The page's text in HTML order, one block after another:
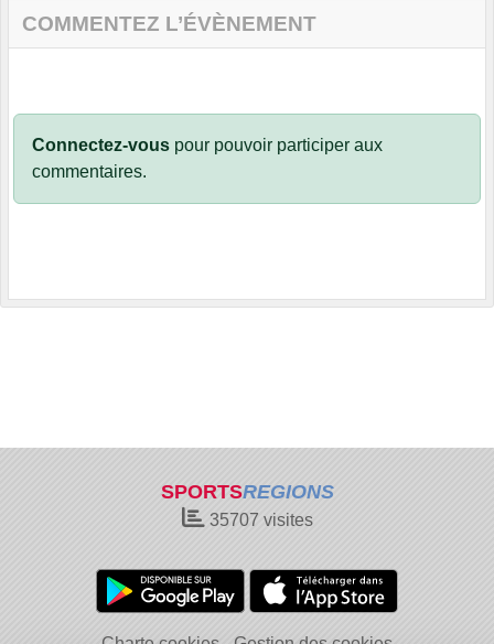
COMMENTEZ L’ÉVÈNEMENT
Connectez-vous pour pouvoir participer aux
commentaires.
SPORTSREGIONS
35707 visites